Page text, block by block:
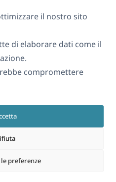
il nostro sito
di elaborare dati come il
compromettere
preferenze
sulla Privacy
team(si
nuova
apre
in
una
nuova
apre
una